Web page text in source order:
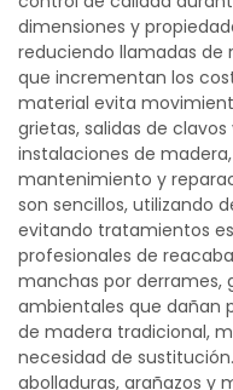
dimensiones y
reduciendo llamadas de
que incrementan los
material evita
grietas, salidas de
instalaciones de
mantenimiento y
son sencillos, utilizando
evitando tratamientos
profesionales de
manchas por derrames,
ambientales que dañan
de madera tradicional,
necesidad de
abolladuras, arañazos y